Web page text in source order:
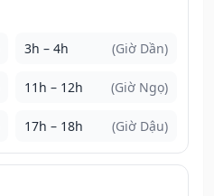
3h – 4h (Giờ Dần)
11h – 12h (Giờ Ngọ)
17h – 18h (Giờ Dậu)